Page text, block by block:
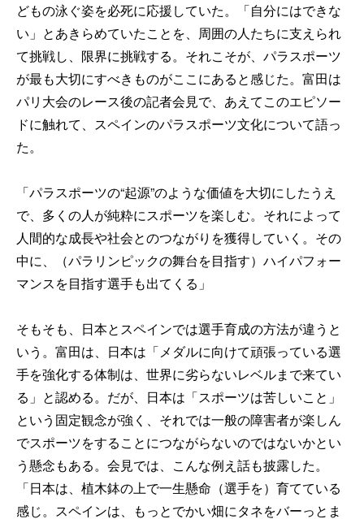
どもの泳ぐ姿を必死に応援していた。「自分にはできな
い」とあきらめていたことを、周囲の人たちに支えられ
て挑戦し、限界に挑戦する。それこそが、パラスポーツ
が最も大切にすべきものがここにあると感じた。富田は
パリ大会のレース後の記者会見で、あえてこのエピソー
ドに触れて、スペインのパラスポーツ文化について語っ
た。
「パラスポーツの“起源”のような価値を大切にしたうえ
で、多くの人が純粋にスポーツを楽しむ。それによって
人間的な成長や社会とのつながりを獲得していく。その
中に、（パラリンピックの舞台を目指す）ハイパフォー
マンスを目指す選手も出てくる」
そもそも、日本とスペインでは選手育成の方法が違うと
いう。富田は、日本は「メダルに向けて頑張っている選
手を強化する体制は、世界に劣らないレベルまで来てい
る」と認める。だが、日本は「スポーツは苦しいこと」
という固定観念が強く、それでは一般の障害者が楽しん
でスポーツをすることにつながらないのではないかとい
う懸念もある。会見では、こんな例え話も披露した。
「日本は、植木鉢の上で一生懸命（選手を）育てている
感じ。スペインは、もっとでかい畑にタネをバーっとま